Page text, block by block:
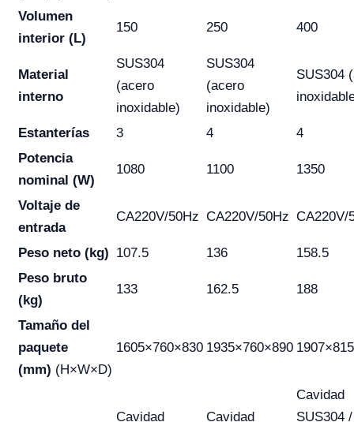
Volumen
interior (L)
150 250 400
Material
interno
SUS304
(acero
inoxidable)
SUS304
(acero
inoxidable)
SUS304
Estanterías 3 4
4
Potencia
nominal (W)
1080 1100 1350
Voltaje de
entrada
CA220V/50Hz CA220V/50Hz CA220V/
Peso neto (kg) 107.5 136
158.5
Peso bruto
(kg)
133 162.5 188
Tamaño del
paquete
(mm) (H×W×D)
1605×760×830 1935×760×890
Cavidad
Cavidad
Cavidad
SUS304